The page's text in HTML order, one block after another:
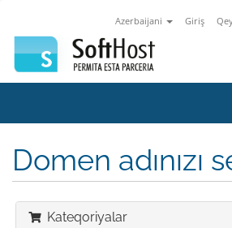
Azerbaijani Giriş
Domen adınızı
Kateqoriyalar